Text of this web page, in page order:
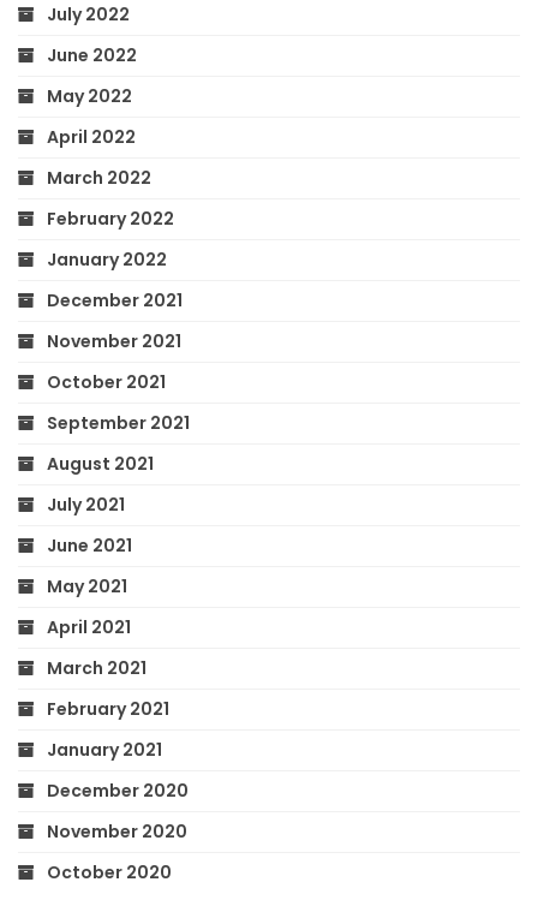
July 2022
June 2022
May 2022
April 2022
March 2022
February 2022
January 2022
December 2021
November 2021
October 2021
September 2021
August 2021
July 2021
June 2021
May 2021
April 2021
March 2021
February 2021
January 2021
December 2020
November 2020
October 2020